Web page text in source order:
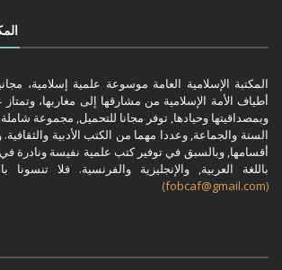
المكتبة الإسلامية العامة موسوعة علمية إسلامية،
أطياف الأمة الإسلامية من مشارقها إلى مغاربها،
وبمصداقيتها وحيادها, توفر مجانا للتحميل, مجموعة
السنة والجماعة, وعددا مهما من الكتب الأدبية
أقسامها, وبالسبق في توفير كتب علمية نفيسة ونادرة
باللغة العربية, والإنجليزية والفرنسية. فلا تنسونا
(fobcaf@gmail.com)